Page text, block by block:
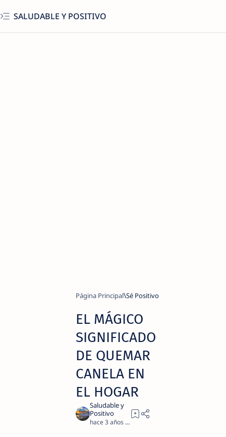
SALUDABLE Y POSITIVO
Página Principal Sé Positivo
EL MÁGICO
SIGNIFICADO
DE QUEMAR
CANELA EN
EL HOGAR
hace 3 años 2